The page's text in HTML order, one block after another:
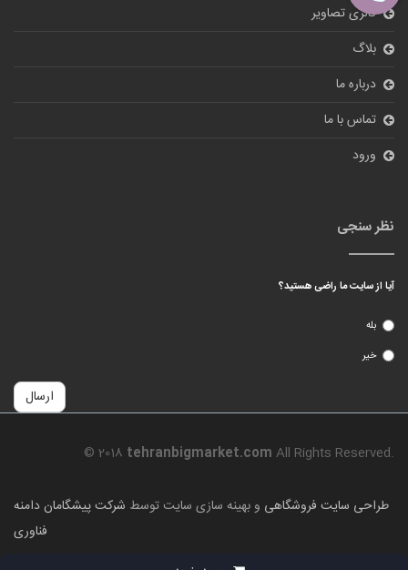
گالری تصاویر
بلاگ
درباره ما
تماس با ما
ورود
نظر سنجی
آیا از سایت ما راضی هستید؟
بله
خیر
ارسال
© 2018 tehranbigmarket.com All Rights Reserved.
طراحی سایت فروشگاهی و بهینه سازی سایت توسط شرکت پیشگامان دامنه
فناوری